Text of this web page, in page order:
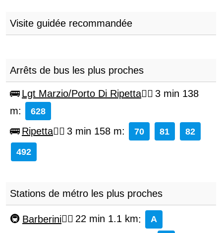
Visite guidée recommandée
Arrêts de bus les plus proches
Lgt Marzio/Porto Di Ripetta
3 min 138
m: 628
Ripetta 3 min 158 m: 70 81 82
492
Stations de métro les plus proches
Barberini 22 min 1.1 km: A